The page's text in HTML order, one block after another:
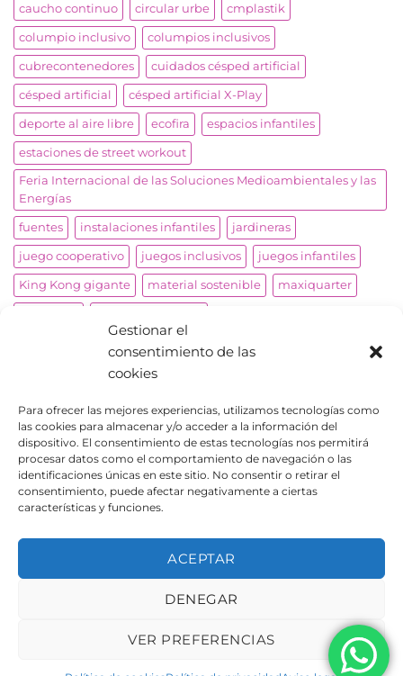
Gestionar el
consentimiento de las
cookies
Para ofrecer las mejores experiencias, utilizamos tecnologías como
las cookies para almacenar y/o acceder a la información del
dispositivo. El consentimiento de estas tecnologías nos permitirá
procesar datos como el comportamiento de navegación o las
identificaciones únicas en este sitio. No consentir o retirar el
consentimiento, puede afectar negativamente a ciertas
características y funciones.
ACEPTAR
DENEGAR
VER PREFERENCIAS
caucho continuo circular urbe cmplastik
columpio inclusivo columpios inclusivos
cubrecontenedores cuidados césped artificial
césped artificial césped artificial X-Play
deporte al aire libre ecofira espacios infantiles
estaciones de street workout
Feria Internacional de las Soluciones Medioambientales y las
Energías
fuentes instalaciones infantiles jardineras
juego cooperativo juegos inclusivos juegos infantiles
King Kong gigante material sostenible maxiquarter
parkour
parques infantiles pistas de skate productos adaptados
proyectos a medida reproducción avión roto molding
señalización skaters street workout
Urbeadapta, S.L. - Polígon el Pla, 29B